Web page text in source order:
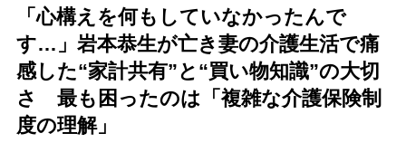
「心構えを何もしていなかったんで
す…」岩本恭生が亡き妻の介護生活で痛
感した“家計共有”と“買い物知識”の大切
さ 最も困ったのは「複雑な介護保険制
度の理解」